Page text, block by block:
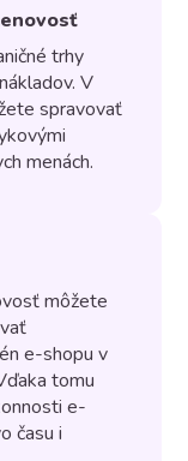
trhy
V
spravovať
menách.
môžete
e-shopu v
tomu
e-
času i